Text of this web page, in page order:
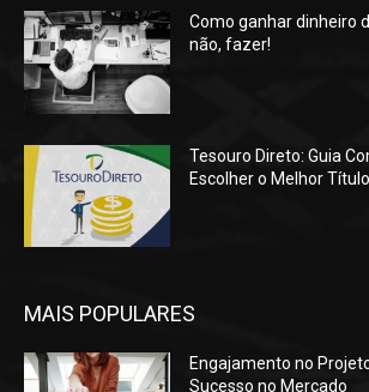
Como ganhar dinheiro
não, fazer!
Tesouro Direto: Guia
Escolher o Melhor Título
MAIS POPULARES
Engajamento no
Sucesso no Mercado